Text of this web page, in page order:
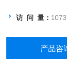
访 问 量： 1073
产品咨